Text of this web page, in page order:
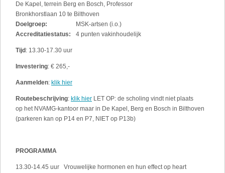
De Kapel, terrein Berg en Bosch, Professor
Bronkhorstlaan 10 te Bilthoven
Doelgroep:
MSK-artsen (i.o.)
Accreditatiestatus:
4 punten vakinhoudelijk
Tijd : 13.30-17.30 uur
Investering: € 265,-
Aanmelden: klik hier
Routebeschrijving: klik hier LET OP: de scholing vindt niet plaats
op het NVAMG-kantoor maar in De Kapel, Berg en Bosch in Bilthoven
(parkeren kan op P14 en P7, NIET op P13b)
PROGRAMMA
13.30-14.45 uur Vrouwelijke hormonen en hun effect op heart